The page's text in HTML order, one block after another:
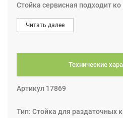
Стойка сервисная подходит
катушкам, включая катушки
шланговых катушек
Читать далее
Технические
Артикул 17869
Тип: Стойка для раздаточных